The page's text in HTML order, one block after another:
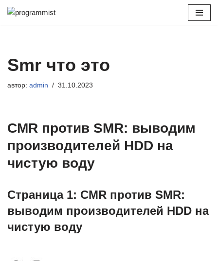
Smr что это
автор: admin 31.10.2023
CMR против SMR: выводим
производителей HDD на
чистую воду
Страница 1: CMR против SMR:
выводим производителей HDD на
чистую воду